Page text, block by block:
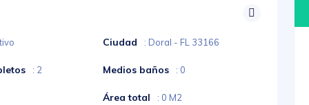
Ciudad : Doral - FL 33166
: 2 Medios baños : 0
Área total : 0 M2